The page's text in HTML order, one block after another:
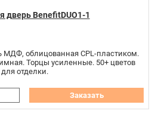
дверь BenefitDUO1-1
МДФ, облицованная CPL-пластиком.
Торцы усиленные. 50+ цветов
для отделки.
Заказать